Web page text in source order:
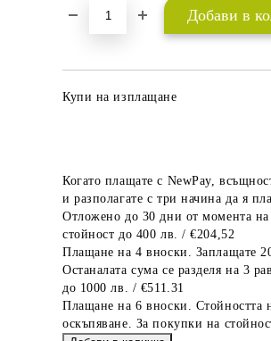
Купи на изплащане
Когато плащате с NewPay,
и разполагате с три начина да я
Отложено до 30 дни от момента на
стойност до 400 лв. / €204,52
Плащане на 4 вноски. Заплащате
Останалата сума се разделя на 3
до 1000 лв. / €511.31
Плащане на 6 вноски. Стойността
оскъпяване. За покупки на